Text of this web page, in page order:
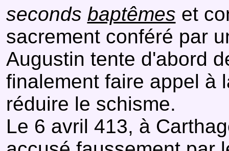
seconds baptêmes et
sacrement conféré par
Augustin tente d'abord
finalement faire appel à
réduire le schisme.
Le 6 avril 413, à